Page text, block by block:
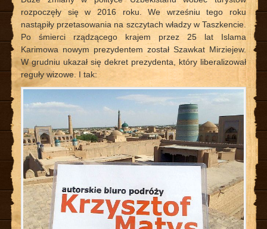
rozpoczęły się w 2016 roku. We wrześniu tego roku
nastąpiły przetasowania na szczytach władzy w Taszkencie.
Po śmierci rządzącego krajem przez 25 lat Islama
Karimowa nowym prezydentem został Szawkat Mirziejew.
W grudniu ukazał się dekret prezydenta, który liberalizował
reguły wizowe. I tak: